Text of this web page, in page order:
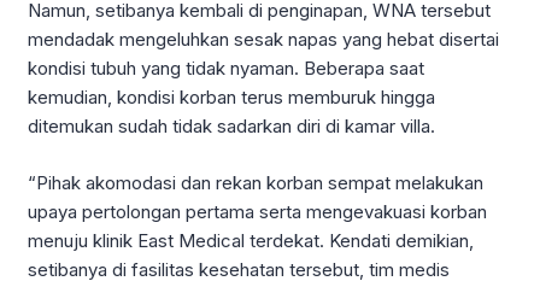
Namun, setibanya kembali di penginapan, WNA tersebut
mendadak mengeluhkan sesak napas yang hebat disertai
kondisi tubuh yang tidak nyaman. Beberapa saat
kemudian, kondisi korban terus memburuk hingga
ditemukan sudah tidak sadarkan diri di kamar villa.
“Pihak akomodasi dan rekan korban sempat melakukan
upaya pertolongan pertama serta mengevakuasi korban
menuju klinik East Medical terdekat. Kendati demikian,
setibanya di fasilitas kesehatan tersebut, tim medis